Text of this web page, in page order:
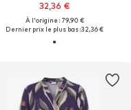
32,36 €
À l'origine : 79,90 €
Dernier prix le plus bas :32,36 €